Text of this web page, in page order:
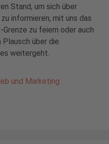
Stand, um sich über
informieren, mit uns das
zu feiern oder auch
Plausch über die
weitergeht.
und Marketing